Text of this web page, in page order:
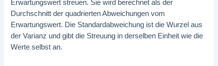
Erwartungswert streuen. Sie wird berechnet als der
Durchschnitt der quadrierten Abweichungen vom
Erwartungswert. Die Standardabweichung ist die Wurzel aus
der Varianz und gibt die Streuung in derselben Einheit wie die
Werte selbst an.